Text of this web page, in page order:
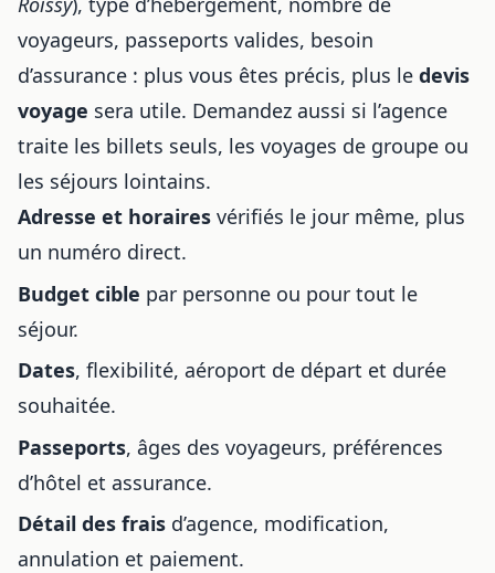
voyageurs, passeports valides, besoin
d’assurance : plus vous êtes précis, plus le devis
voyage sera utile. Demandez aussi si l’agence
traite les billets seuls, les voyages de groupe ou
les séjours lointains.
Adresse et horaires vérifiés le jour même, plus
un numéro direct.
Budget cible par personne ou pour tout le
séjour.
Dates, flexibilité, aéroport de départ et durée
souhaitée.
Passeports, âges des voyageurs, préférences
d’hôtel et assurance.
Détail des frais d’agence, modification,
annulation et paiement.